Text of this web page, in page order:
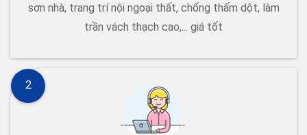
sơn nhà, trang trí nội ngoại thất, chống thấm dột, làm
trần vách thạch cao,... giá tốt
2